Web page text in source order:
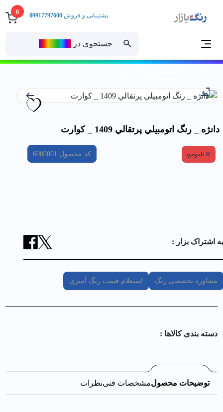
0
جستجوی در
پشتیبانی و فروش:09917797600
دانژه _ رنگ اتومبيلي پرتقالي 1409 _ كوارت
ناموجود کد محصول 6000001
به اشتراک بزار :
مشاوره تخصصی رنگ استعلام قیمت رنگ آمیزی
دسته بندی کالا‌ها :
توضیحات محصولمشخصات فنینظرات